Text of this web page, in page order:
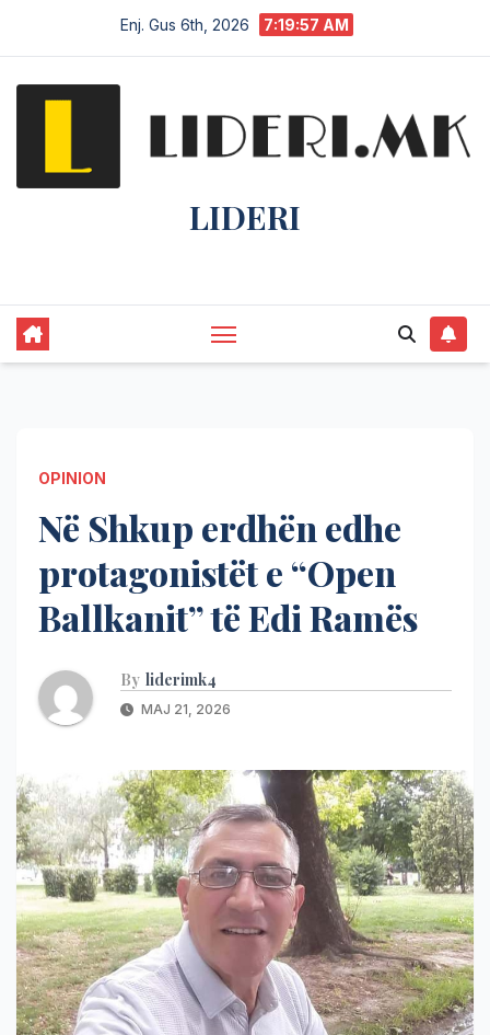
Enj. Gus 6th, 2026 7:19:58 AM
LIDERI
OPINION
Në Shkup erdhën edhe
protagonistët e “Open
Ballkanit” të Edi Ramës
By liderimk4
MAJ 21, 2026